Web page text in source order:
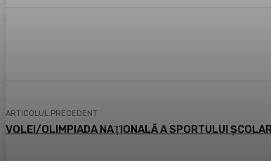
ARTICOLUL PRECEDENT
VOLEI/OLIMPIADA NAŢIONALĂ A SPORTULUI